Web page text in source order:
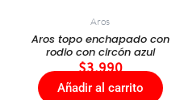
Aros
Aros topo enchapado con
rodio con circón azul
$3.990
Añadir al carrito